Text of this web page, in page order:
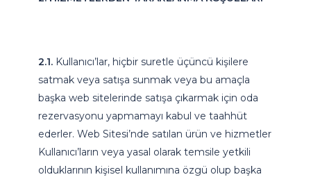
2.1. Kullanıcı’lar, hiçbir suretle üçüncü kişilere
satmak veya satışa sunmak veya bu amaçla
başka web sitelerinde satışa çıkarmak için oda
rezervasyonu yapmamayı kabul ve taahhüt
ederler. Web Sitesi’nde satılan ürün ve hizmetler
Kullanıcı’ların veya yasal olarak temsile yetkili
olduklarının kişisel kullanımına özgü olup başka